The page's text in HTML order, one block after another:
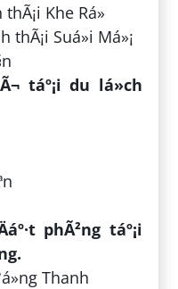
Khe Rá»
thÃ¡i Suá»i Má»¡
táº¡i du lá»ch
phÃ²ng táº¡i
Thanh